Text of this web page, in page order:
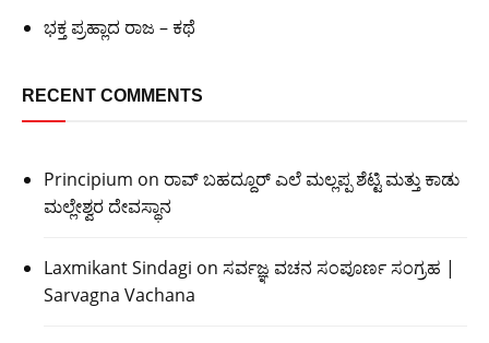
ಭಕ್ತ ಪ್ರಹ್ಲಾದ ರಾಜ – ಕಥೆ
RECENT COMMENTS
Principium on ರಾವ್ ಬಹದ್ದೂರ್ ಎಲೆ ಮಲ್ಲಪ್ಪ ಶೆಟ್ಟಿ ಮತ್ತು ಕಾಡು
ಮಲ್ಲೇಶ್ವರ ದೇವಸ್ಥಾನ
Laxmikant Sindagi on ಸರ್ವಜ್ಞ ವಚನ ಸಂಪೂರ್ಣ ಸಂಗ್ರಹ |
Sarvagna Vachana